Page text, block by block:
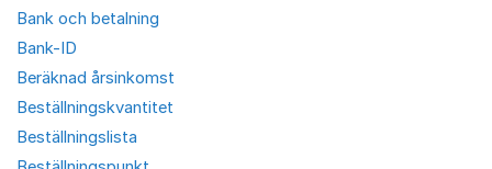
Bank och betalning
Bank-ID
Beräknad årsinkomst
Beställningskvantitet
Beställningslista